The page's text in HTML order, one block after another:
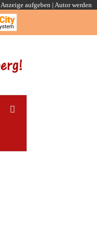
Anzeige aufgeben | Autor werden